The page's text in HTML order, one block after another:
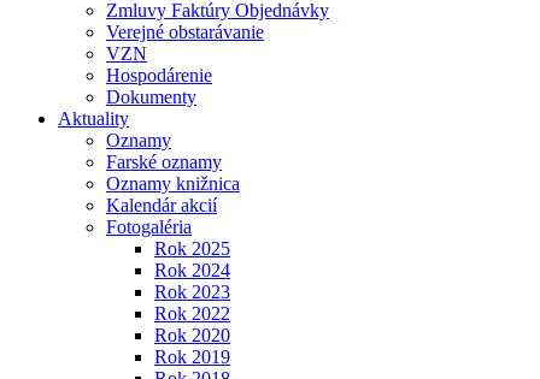
Zmluvy Faktúry Objednávky
Verejné obstarávanie
VZN
Hospodárenie
Dokumenty
Aktuality
Oznamy
Farské oznamy
Oznamy knižnica
Kalendár akcií
Fotogaléria
Rok 2025
Rok 2024
Rok 2023
Rok 2022
Rok 2020
Rok 2019